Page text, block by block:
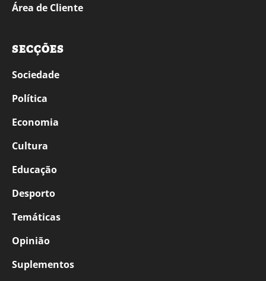
Área de Cliente
SECÇÕES
Sociedade
Política
Economia
Cultura
Educação
Desporto
Temáticas
Opinião
Suplementos